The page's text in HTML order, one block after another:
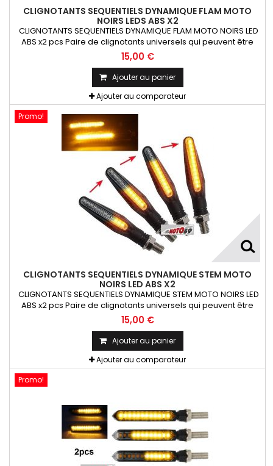
CLIGNOTANTS SEQUENTIELS DYNAMIQUE FLAM MOTO
NOIRS LEDS ABS X2
CLIGNOTANTS SEQUENTIELS DYNAMIQUE FLAM MOTO NOIRS LED
ABS x2 pcs Paire de clignotants universels qui peuvent être
adaptables sur toutes motos ou scooters
15,00 €
Ajouter au panier
Ajouter au comparateur
Promo!
CLIGNOTANTS SEQUENTIELS DYNAMIQUE STEM MOTO
NOIRS LED ABS X2
CLIGNOTANTS SEQUENTIELS DYNAMIQUE STEM MOTO NOIRS LED
ABS x2 pcs Paire de clignotants universels qui peuvent être
adaptables sur toutes motos ou scooters
15,00 €
Ajouter au panier
Ajouter au comparateur
Promo!